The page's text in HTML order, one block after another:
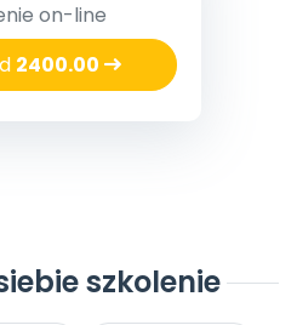
on-line
2400.00
szkolenie